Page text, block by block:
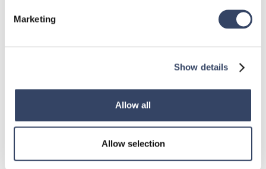
Marketing
Show details
Allow all
Allow selection
hsbDecke
hsbDesign für AutoCAD®
Allgemein
hsbAbbund fürr AutoCAD ®
Issues